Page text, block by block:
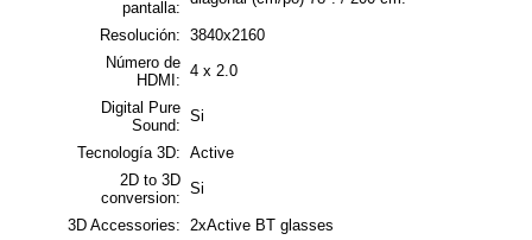
pantalla:
Resolución: 3840x2160
Número de
HDMI:
4 x 2.0
Digital Pure
Sound:
Si
Tecnología 3D: Active
2D to 3D
conversion:
Si
3D Accessories: 2xActive BT glasses